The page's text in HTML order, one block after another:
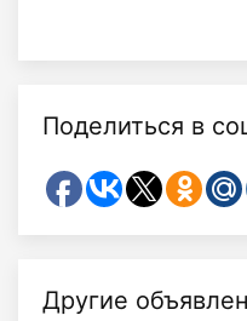
Поделиться в
Другие